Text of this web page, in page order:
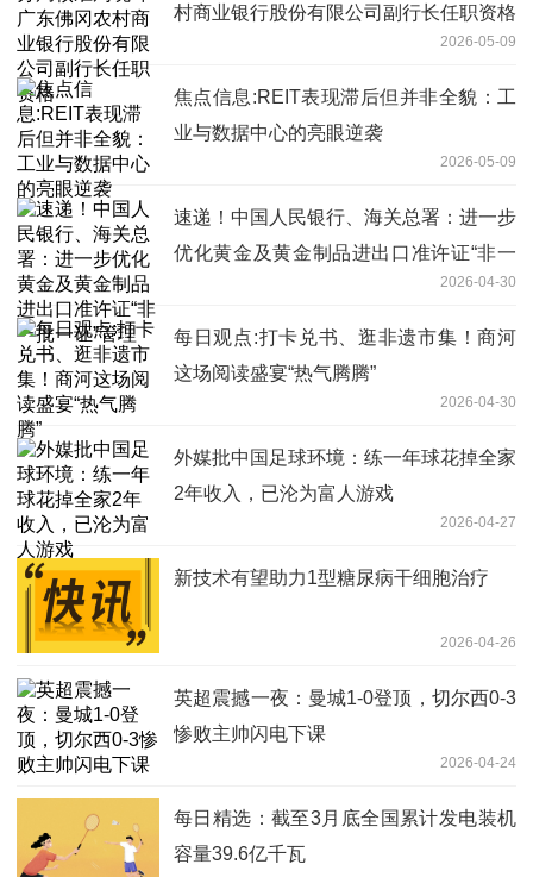
村商业银行股份有限公司副行长任职资格
2026-05-09
焦点信息:REIT表现滞后但并非全貌：工
业与数据中心的亮眼逆袭
2026-05-09
速递！中国人民银行、海关总署：进一步
优化黄金及黄金制品进出口准许证“非一
2026-04-30
每日观点:打卡兑书、逛非遗市集！商河
这场阅读盛宴“热气腾腾”
2026-04-30
外媒批中国足球环境：练一年球花掉全家
2年收入，已沦为富人游戏
2026-04-27
新技术有望助力1型糖尿病干细胞治疗
2026-04-26
英超震撼一夜：曼城1-0登顶，切尔西0-3
惨败主帅闪电下课
2026-04-24
每日精选：截至3月底全国累计发电装机
容量39.6亿千瓦